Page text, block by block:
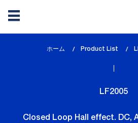
ホーム Product List
LF2005
Closed Loop Hall effect. DC,